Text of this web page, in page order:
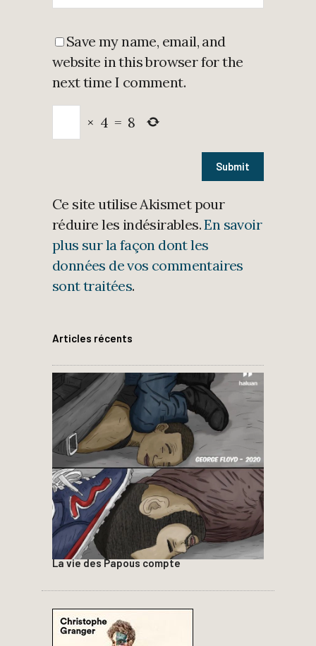
Save my name, email, and
website in this browser for the
next time I comment.
× 4 = 8
Ce site utilise Akismet pour
réduire les indésirables.En savoir
plus sur la façon dont les
données de vos commentaires
sont traitées.
Articles récents
La vie des Papous compte